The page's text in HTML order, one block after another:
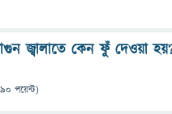
জ্বালাতে কেন ফুঁ দেওয়া
পয়েন্ট)